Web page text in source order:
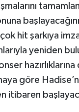
hit şarkıya
yeniden
göre
itibaren